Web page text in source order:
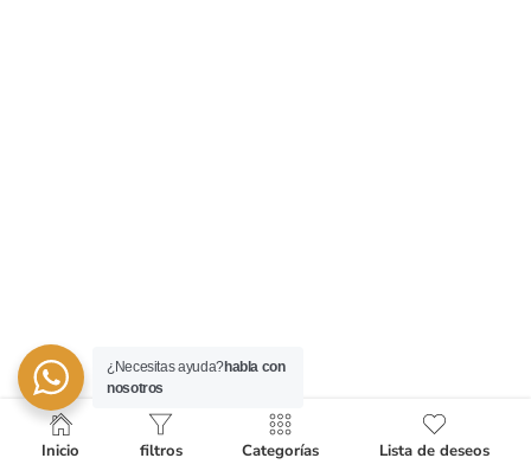
Inicio filtros Categorías Lista de deseos
¿Necesitas ayuda?habla con
nosotros